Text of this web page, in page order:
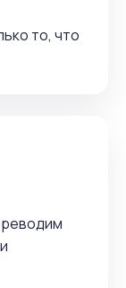
то, что